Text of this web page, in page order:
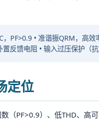
，PF>0.9 • 准谐振QRM，高
反馈电阻 • 输入过压保护（
定位
（PF>0.9）、低THD、高